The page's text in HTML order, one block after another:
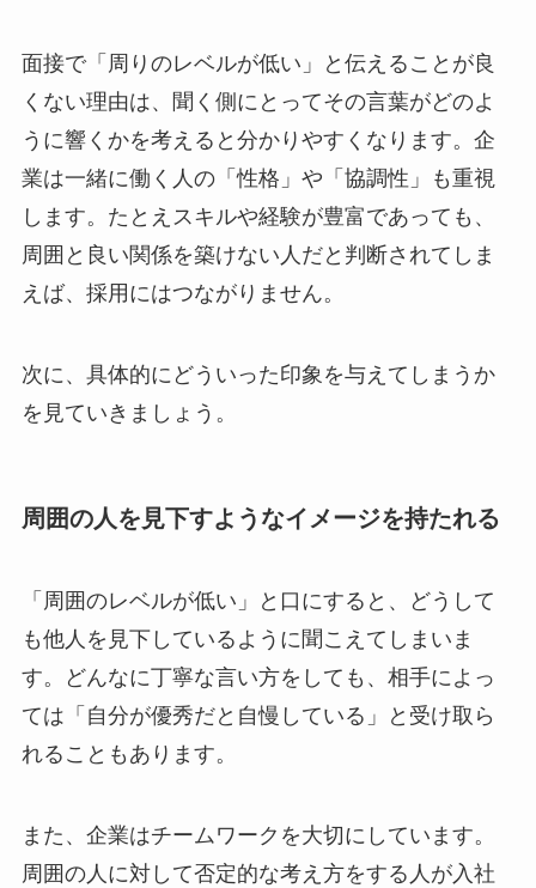
面接で「周りのレベルが低い」と伝えることが良
くない理由は、聞く側にとってその言葉がどのよ
うに響くかを考えると分かりやすくなります。企
業は一緒に働く人の「性格」や「協調性」も重視
します。たとえスキルや経験が豊富であっても、
周囲と良い関係を築けない人だと判断されてしま
えば、採用にはつながりません。
次に、具体的にどういった印象を与えてしまうか
を見ていきましょう。
周囲の人を見下すようなイメージを持たれる
「周囲のレベルが低い」と口にすると、どうして
も他人を見下しているように聞こえてしまいま
す。どんなに丁寧な言い方をしても、相手によっ
ては「自分が優秀だと自慢している」と受け取ら
れることもあります。
また、企業はチームワークを大切にしています。
周囲の人に対して否定的な考え方をする人が入社